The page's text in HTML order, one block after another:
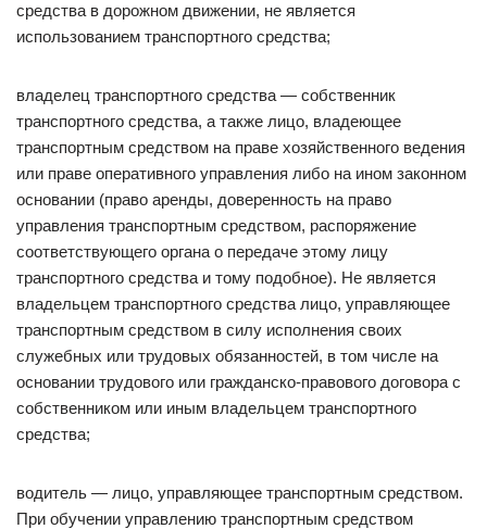
средства в дорожном движении, не является
использованием транспортного средства;
владелец транспортного средства — собственник
транспортного средства, а также лицо, владеющее
транспортным средством на праве хозяйственного ведения
или праве оперативного управления либо на ином законном
основании (право аренды, доверенность на право
управления транспортным средством, распоряжение
соответствующего органа о передаче этому лицу
транспортного средства и тому подобное). Не является
владельцем транспортного средства лицо, управляющее
транспортным средством в силу исполнения своих
служебных или трудовых обязанностей, в том числе на
основании трудового или гражданско-правового договора с
собственником или иным владельцем транспортного
средства;
водитель — лицо, управляющее транспортным средством.
При обучении управлению транспортным средством